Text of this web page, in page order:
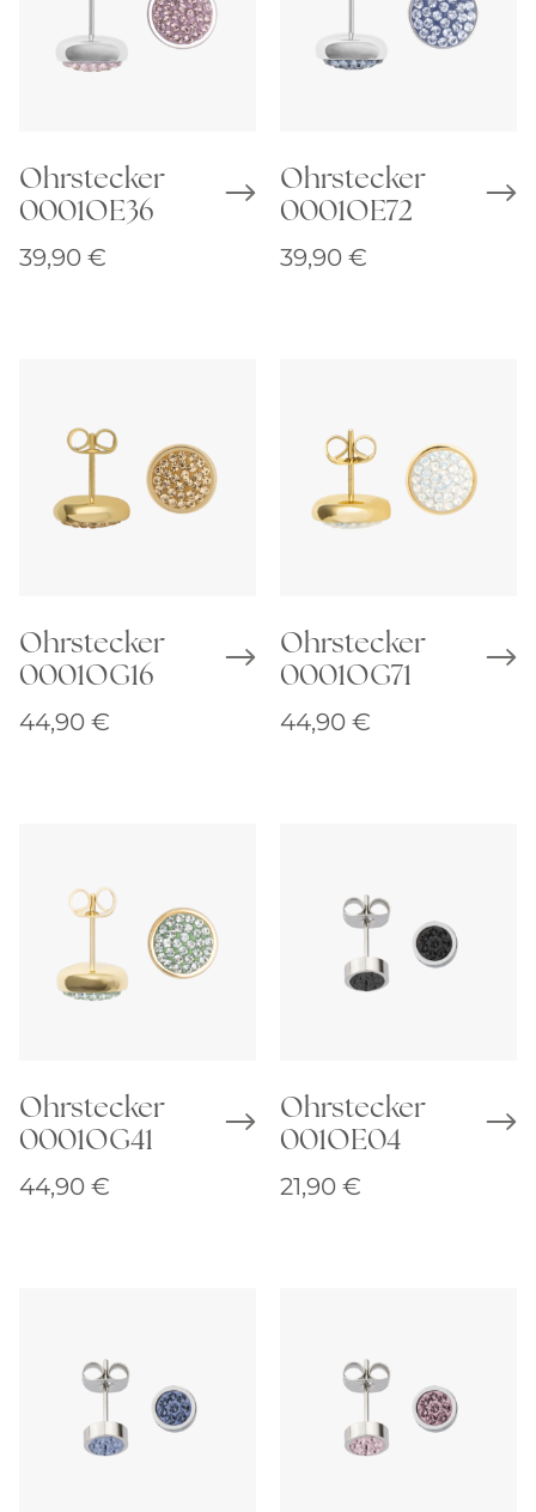
Ohrstecker
0001OE36
39,90 €
Ohrstecker
0001OE72
39,90 €
Ohrstecker
0001OG16
44,90 €
Ohrstecker
0001OG71
44,90 €
Ohrstecker
0001OG41
44,90 €
Ohrstecker
001OE04
21,90 €